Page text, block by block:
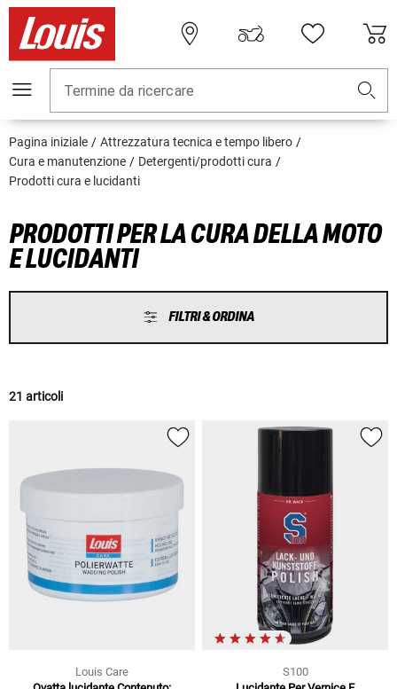
Termine da ricercare
Pagina iniziale
Attrezzatura tecnica e tempo libero
Cura e manutenzione
Detergenti/prodotti cura
Prodotti cura e lucidanti
PRODOTTI PER LA CURA DELLA MOTO
E LUCIDANTI
FILTRI & ORDINA
21 articoli
Louis Care
S100